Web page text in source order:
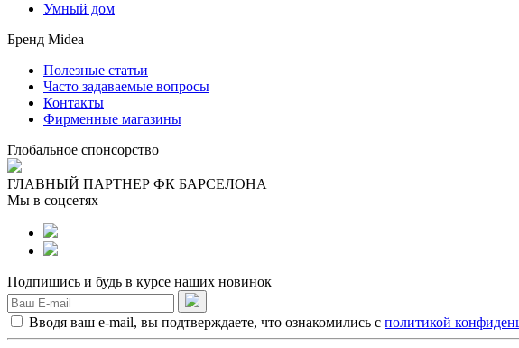
Умный дом
Бренд Midea
Полезные статьи
Часто задаваемые вопросы
Контакты
Фирменные магазины
Глобальное спонсорство
ГЛАВНЫЙ ПАРТНЕР ФК БАРСЕЛОНА
Мы в соцсетях
Подпишись и будь в курсе наших новинок
Вводя ваш e-mail, вы подтверждаете, что ознакомились с политикой